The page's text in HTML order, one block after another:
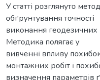
У статті розглянуто
обґрунтування точності
виконання геодезичних
Методика полягає у
вивченні впливу
монтажних робіт і
визначення параметрів